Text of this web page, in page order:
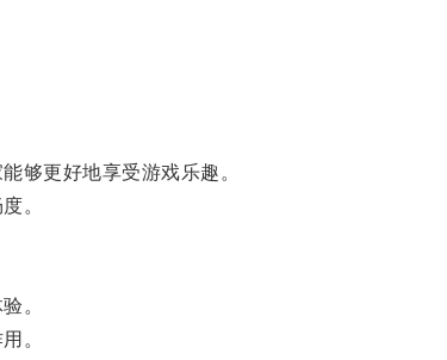
够更好地享受游戏乐趣。
。
。
。